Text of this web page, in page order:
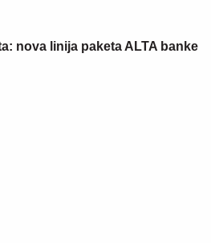
nova linija paketa ALTA banke